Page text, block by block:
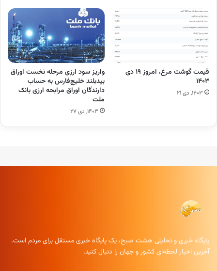
قیمت گوشت مرغ، امروز ۱۹ دی
۱۴۰۳
۱۴۰۳, دی ۲۱
واریز سود ارزی مرحله نخست اوراق
بیدبلند خلیج‌فارس به حساب
دارندگان اوراق مرابحه ارزی بانک
ملت
۱۴۰۳, دی ۲۷
پایگاه خبری و تحلیلی هشت صبح، یک پایگاه خبری مستقل برای مردم است.
آخرین اخبار لحظه‌ای کشور و جهان را دنبال کنید.